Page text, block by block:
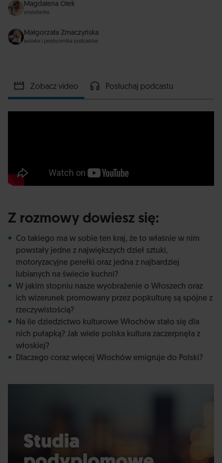
Magdalena Olek
youtuberka
Małgorzata Zmaczyńska
autorka i producentka podcastów
Zobacz video Posłuchaj podcastu
Z rozmowy dowiesz się:
Co takiego ma w sobie ten kraj, że to właśnie w nim
powstały jedne z największych dzieł sztuki,
motoryzacyjne perełki oraz jedna z najbardziej
lubianych na świecie kuchni?
W jakim stopniu nasze wyobrażenie o Włoszech oraz
ich wizerunek promowany przez popkulturę są spójne z
rzeczywistością?
Na ile dziedzictwo kulturowe Włochów stało się dla
nich pułapką? Jak wiele polska kultura zaczerpnęła z
włoskiej?
Dlaczego coraz więcej Włochów emigruje do Polski?